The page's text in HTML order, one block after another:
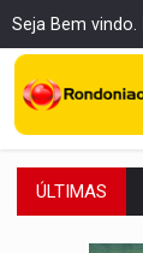
Seja Bem vindo.
ÚLTIMAS